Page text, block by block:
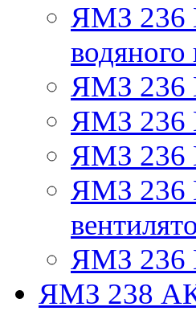
ЯМЗ 236
водяного
ЯМЗ 236
ЯМЗ 236
ЯМЗ 236
ЯМЗ 236
ЯМЗ 236
ЯМЗ 238